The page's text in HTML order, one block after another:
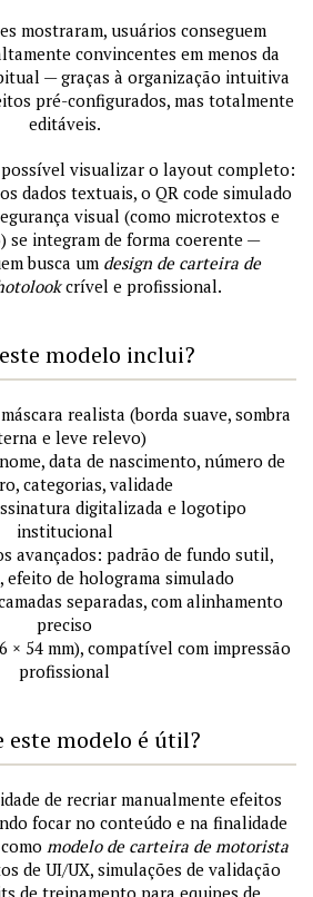
mostraram, usuários conseguem
convincentes em menos da
— graças à organização intuitiva
pré-configurados, mas totalmente
editáveis.
visualizar o layout completo:
dados textuais, o QR code simulado
visual (como microtextos e
se integram de forma coerente —
busca um design de carteira de
crível e profissional.
modelo inclui?
realista (borda suave, sombra
e leve relevo)
data de nascimento, número de
categorias, validade
digitalizada e logotipo
institucional
avançados: padrão de fundo sutil,
efeito de holograma simulado
separadas, com alinhamento
preciso
× 54 mm), compatível com impressão
profissional
este modelo é útil?
de recriar manualmente efeitos
focar no conteúdo e na finalidade
modelo de carteira de motorista
de UI/UX, simulações de validação